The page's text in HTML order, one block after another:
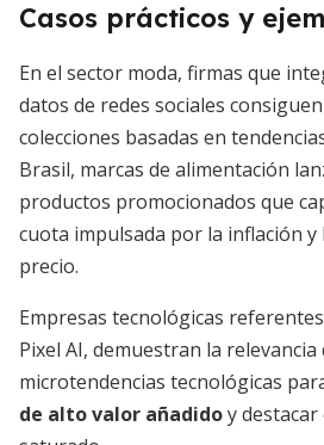
Casos prácticos y
En el sector moda, firmas que
datos de redes sociales
colecciones basadas en
Brasil, marcas de alimentación
productos promocionados que
cuota impulsada por la inflación y
precio.
Empresas tecnológicas
Pixel AI, demuestran la
microtendencias tecnológicas
de alto valor añadidoy